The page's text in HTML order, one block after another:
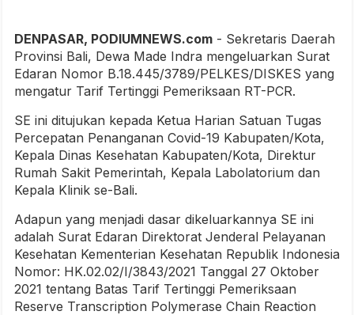
DENPASAR, PODIUMNEWS.com - Sekretaris Daerah
Provinsi Bali, Dewa Made Indra mengeluarkan Surat
Edaran Nomor B.18.445/3789/PELKES/DISKES yang
mengatur Tarif Tertinggi Pemeriksaan RT-PCR.
SE ini ditujukan kepada Ketua Harian Satuan Tugas
Percepatan Penanganan Covid-19 Kabupaten/Kota,
Kepala Dinas Kesehatan Kabupaten/Kota, Direktur
Rumah Sakit Pemerintah, Kepala Labolatorium dan
Kepala Klinik se-Bali.
Adapun yang menjadi dasar dikeluarkannya SE ini
adalah Surat Edaran Direktorat Jenderal Pelayanan
Kesehatan Kementerian Kesehatan Republik Indonesia
Nomor: HK.02.02/I/3843/2021 Tanggal 27 Oktober
2021 tentang Batas Tarif Tertinggi Pemeriksaan
Reserve Transcription Polymerase Chain Reaction